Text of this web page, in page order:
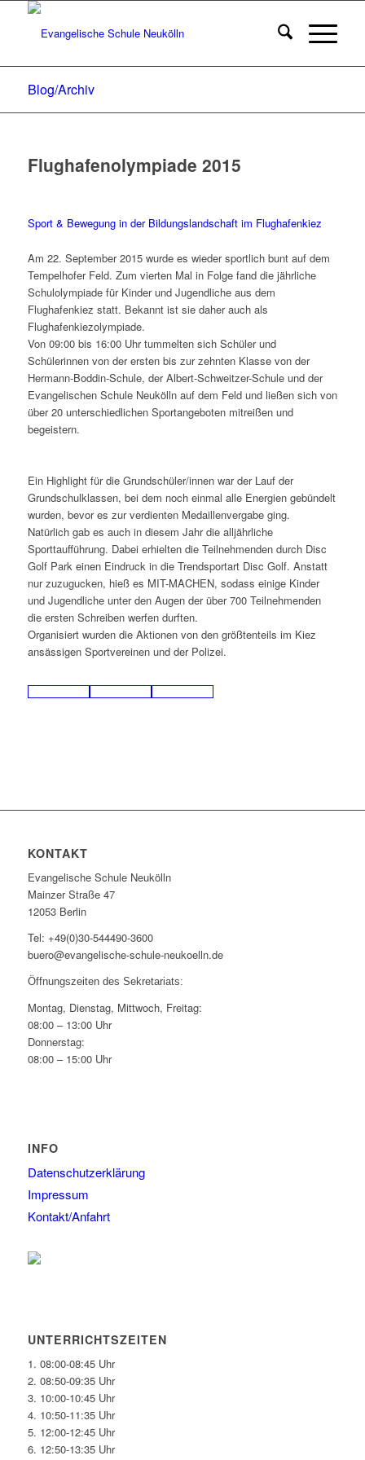
Blog/Archiv
Flughafenolympiade 2015
Sport & Bewegung in der Bildungslandschaft im Flughafenkiez
Am 22. September 2015 wurde es wieder sportlich bunt auf dem
Tempelhofer Feld. Zum vierten Mal in Folge fand die jährliche
Schulolympiade für Kinder und Jugendliche aus dem
Flughafenkiez statt. Bekannt ist sie daher auch als
Flughafenkiezolympiade.
Von 09:00 bis 16:00 Uhr tummelten sich Schüler und
Schülerinnen von der ersten bis zur zehnten Klasse von der
Hermann-Boddin-Schule, der Albert-Schweitzer-Schule und der
Evangelischen Schule Neukölln auf dem Feld und ließen sich von
über 20 unterschiedlichen Sportangeboten mitreißen und
begeistern.
Ein Highlight für die Grundschüler/innen war der Lauf der
Grundschulklassen, bei dem noch einmal alle Energien gebündelt
wurden, bevor es zur verdienten Medaillenvergabe ging.
Natürlich gab es auch in diesem Jahr die alljährliche
Sporttaufführung. Dabei erhielten die Teilnehmenden durch Disc
Golf Park einen Eindruck in die Trendsportart Disc Golf. Anstatt
nur zuzugucken, hieß es MIT-MACHEN, sodass einige Kinder
und Jugendliche unter den Augen der über 700 Teilnehmenden
die ersten Schreiben werfen durften.
Organisiert wurden die Aktionen von den größtenteils im Kiez
ansässigen Sportvereinen und der Polizei.
KONTAKT
Evangelische Schule Neukölln
Mainzer Straße 47
12053 Berlin
Tel: +49(0)30-544490-3600
buero@evangelische-schule-neukoelln.de
Öffnungszeiten des Sekretariats:
Montag, Dienstag, Mittwoch, Freitag:
08:00 – 13:00 Uhr
Donnerstag:
08:00 – 15:00 Uhr
INFO
Datenschutzerklärung
Impressum
Kontakt/Anfahrt
UNTERRICHTSZEITEN
1. 08:00-08:45 Uhr
2. 08:50-09:35 Uhr
3. 10:00-10:45 Uhr
4. 10:50-11:35 Uhr
5. 12:00-12:45 Uhr
6. 12:50-13:35 Uhr